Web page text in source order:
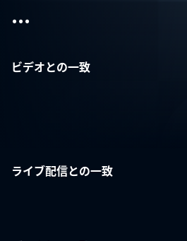
...
ビデオとの一致
ライブ配信との一致